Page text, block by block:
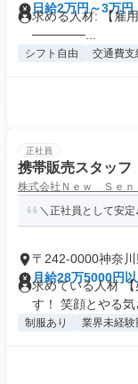
日給2万円～3万円
求める人材: 【
──────...
シフト自由 交通費支
正社員
携帯販売スタッフ
株式会社Ｎｅｗ Ｓｅｎ
＼正社員として安
〒242-0000神奈
月給28万5000円
求めている人材
す！ 笑顔とやる気
制服あり 業界未経験